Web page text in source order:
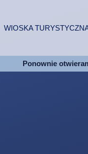
WIOSKA
Ponownie